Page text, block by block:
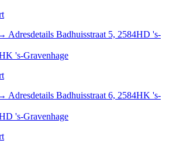
Adresdetails Badhuisstraat 5, 2584HD 's-
's-Gravenhage
Adresdetails Badhuisstraat 6, 2584HK 's-
's-Gravenhage